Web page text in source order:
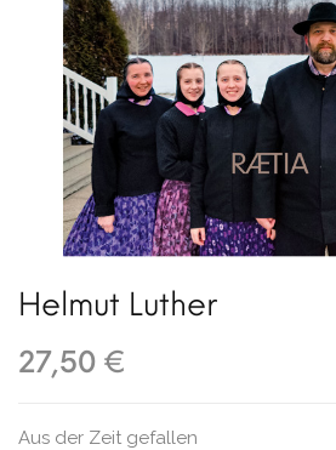
Helmut Luther
27,50 €
Aus der Zeit gefallen